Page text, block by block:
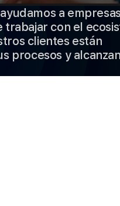
a
con el
clientes están
procesos y